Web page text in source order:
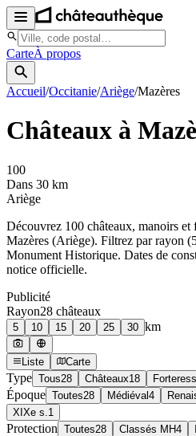
CarteÀ propos
Accueil/Occitanie/Ariège/Mazères
Châteaux à
100
Dans 30 km
Ariège
Découvrez 100 châteaux, manoirs et
Mazères (Ariège). Filtrez par rayon
Monument Historique. Dates de
notice officielle.
Publicité
Rayon28 châteaux
5 10 15 20 25 30 km
Liste Carte
Type Tous28 Châteaux18
Époque Toutes28 Médiéval 4
XIXe s. 1
Protection Toutes28 Classés MH4